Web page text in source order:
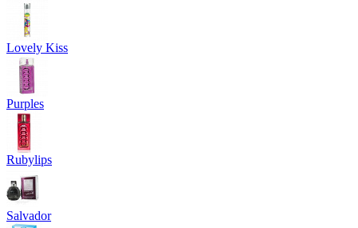
Lovely Kiss
Purples
Rubylips
Salvador